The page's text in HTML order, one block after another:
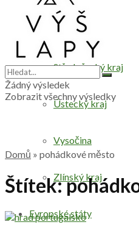
Praha
Středočeský kraj
Ústecký kraj
Vysočina
Zlínský kraj
Evropské státy
Žádný výsledek
Zobrazit všechny výsledky
Domů » pohádkové město
Štítek: